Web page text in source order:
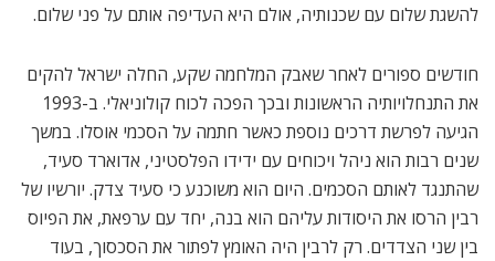
להשגת שלום עם שכנותיה, אולם היא העדיפה אותם על פני שלום.
חודשים ספורים לאחר שאבק המלחמה שקע, החלה ישראל להקים
את התנחלויותיה הראשונות ובכך הפכה לכוח קולוניאלי. ב-1993
הגיעה לפרשת דרכים נוספת כאשר חתמה על הסכמי אוסלו. במשך
שנים רבות הוא ניהל ויכוחים עם ידידו הפלסטיני, אדוארד סעיד,
שהתנגד לאותם הסכמים. היום הוא משוכנע כי סעיד צדק. יורשיו של
רבין הרסו את היסודות עליהם הוא בנה, יחד עם ערפאת, את הפיוס
בין שני הצדדים. רק לרבין היה האומץ לפתור את הסכסוך, בעוד